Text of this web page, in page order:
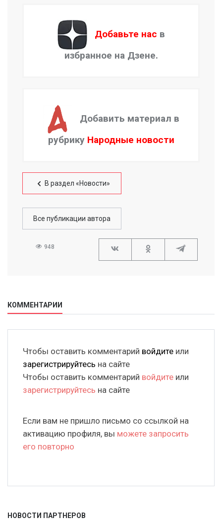
Добавьте нас в
избранное на Дзене.
Добавить материал в
рубрику Народные новости
В раздел «Новости»
Все публикации автора
948
КОММЕНТАРИИ
Чтобы оставить комментарий войдите или
зарегистрируйтесь на сайте
Чтобы оставить комментарий войдите или
зарегистрируйтесь на сайте
Если вам не пришло письмо со ссылкой на
активацию профиля, вы можете запросить
его повторно
НОВОСТИ ПАРТНЕРОВ